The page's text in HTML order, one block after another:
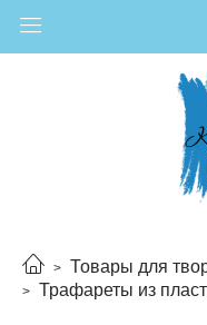
Товары для
Трафареты из